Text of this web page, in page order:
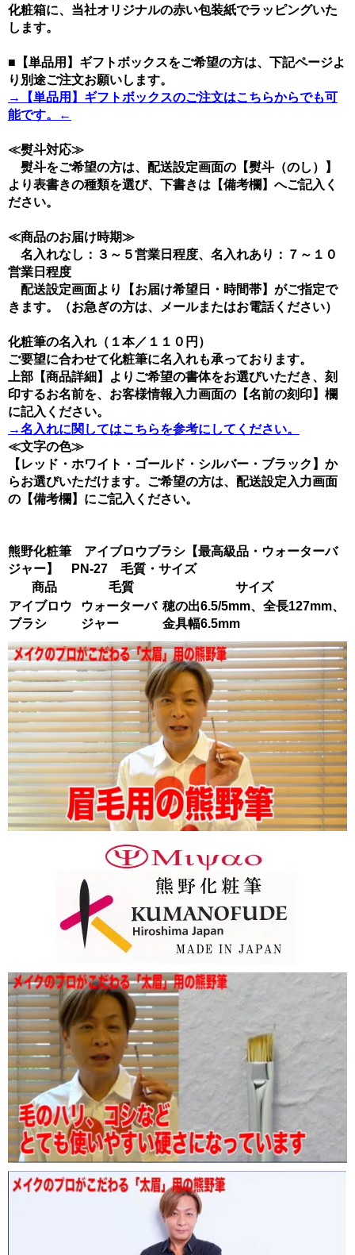
化粧箱に、当社オリジナルの赤い包装紙でラッピングいた
します。
■【単品用】ギフトボックスをご希望の方は、下記ページよ
り別途ご注文お願いします。
→【単品用】ギフトボックスのご注文はこちらからでも可
能です。←
≪熨斗対応≫
熨斗をご希望の方は、配送設定画面の【熨斗（のし）】
より表書きの種類を選び、下書きは【備考欄】へご記入く
ださい。
≪商品のお届け時期≫
名入れなし：３～５営業日程度、名入れあり：７～１０
営業日程度
配送設定画面より【お届け希望日・時間帯】がご指定で
きます。（お急ぎの方は、メールまたはお電話ください）
化粧筆の名入れ（１本／１１０円）
ご要望に合わせて化粧筆に名入れも承っております。
上部【商品詳細】よりご希望の書体をお選びいただき、刻
印するお名前を、お客様情報入力画面の【名前の刻印】欄
に記入ください。
→名入れに関してはこちらを参考にしてください。
≪文字の色≫
【レッド・ホワイト・ゴールド・シルバー・ブラック】か
らお選びいただけます。ご希望の方は、配送設定入力画面
の【備考欄】にご記入ください。
熊野化粧筆 アイブロウブラシ【最高級品・ウォーターバ
ジャー】 PN-27 毛質・サイズ
商品
毛質
サイズ
アイブロウ
ブラシ
ウォーターバ
ジャー
穂の出6.5/5mm、全長127mm、
金具幅6.5mm